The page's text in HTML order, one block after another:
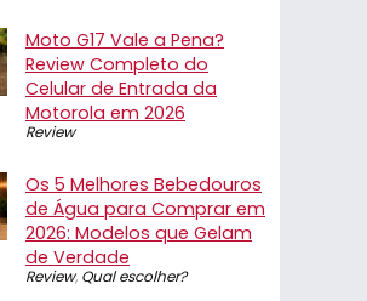
Moto G17 Vale a Pena?
Review Completo do
Celular de Entrada da
Motorola em 2026
Review
Os 5 Melhores Bebedouros
de Água para Comprar em
2026: Modelos que Gelam
de Verdade
Review, Qual escolher?